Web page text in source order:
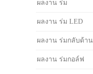
ผลงาน ร่ม
ผลงาน ร่ม LED
ผลงาน ร่มกลับด้าน
ผลงาน ร่มกอล์ฟ